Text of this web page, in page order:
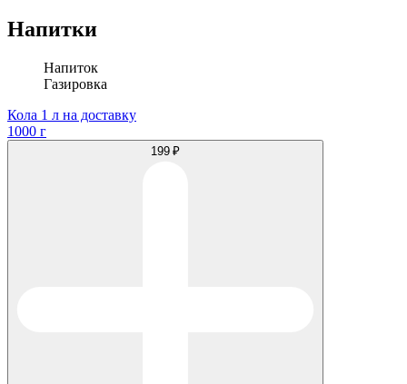
Напитки
Напиток
Газировка
Кола 1 л на доставку
1000 г
199 ₽